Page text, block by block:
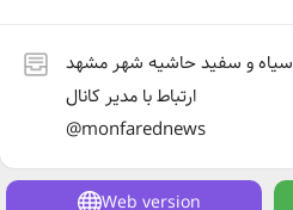
سیاه و سفید حاشیه شهر مشهد
ارتباط با مدیر کانال
@monfarednews
Web version